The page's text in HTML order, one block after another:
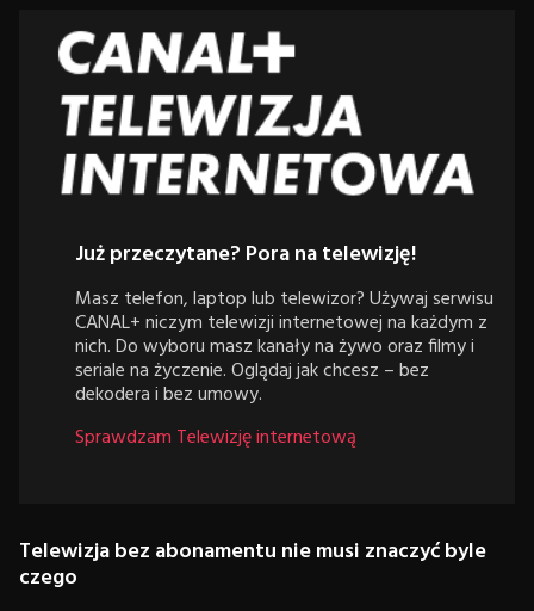
Już przeczytane? Pora na telewizję!
Masz telefon, laptop lub telewizor? Używaj serwisu
CANAL+ niczym telewizji internetowej na każdym z
nich. Do wyboru masz kanały na żywo oraz filmy i
seriale na życzenie. Oglądaj jak chcesz – bez
dekodera i bez umowy.
Sprawdzam Telewizję internetową
Telewizja bez abonamentu nie musi znaczyć byle
czego